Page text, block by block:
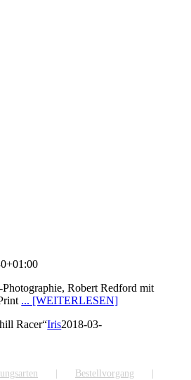
Robert Redford mit
... [WEITERLESEN]
Racer“Iris2018-03-
Bestellvorgang